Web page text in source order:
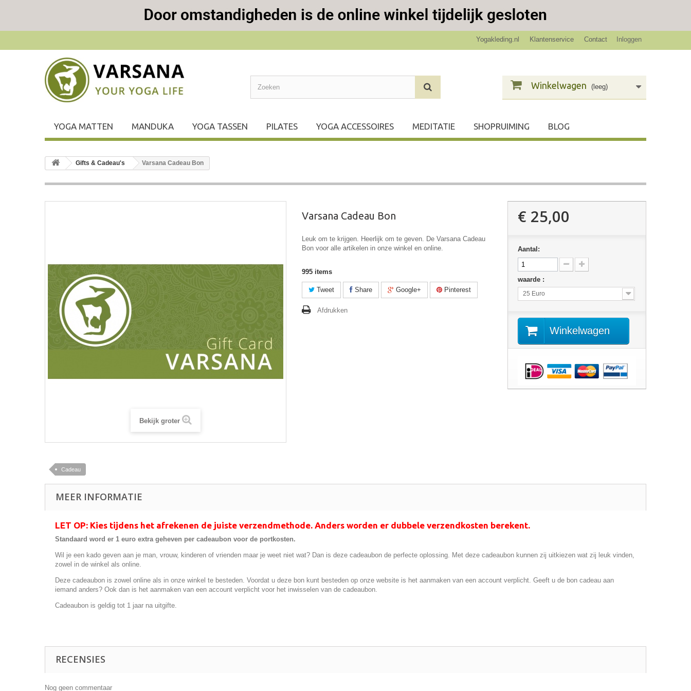
Inloggen
Contact
Klantenservice
Yogakleding.nl
Winkelwagen (leeg)
YOGA MATTEN MANDUKA YOGA TASSEN PILATES YOGA ACCESSOIRES MEDITATIE SHOPRUIMING BLOG
Gifts & Cadeau's Varsana Cadeau Bon
Bekijk groter
Varsana Cadeau Bon
Leuk om te krijgen. Heerlijk om te geven. De Varsana Cadeau
Bon voor alle artikelen in onze winkel en online.
995 items
Tweet Share Google+ Pinterest
Afdrukken
€ 25,00
Aantal:
waarde :
25 Euro
Winkelwagen
Cadeau
MEER INFORMATIE
LET OP: Kies tijdens het afrekenen de juiste verzendmethode. Anders worden er dubbele verzendkosten berekent.
Standaard word er 1 euro extra geheven per cadeaubon voor de portkosten.
Wil je een kado geven aan je man, vrouw, kinderen of vrienden maar je weet niet wat? Dan is deze cadeaubon de perfecte oplossing. Met deze cadeaubon kunnen zij uitkiezen wat zij leuk vinden,
zowel in de winkel als online.
Deze cadeaubon is zowel online als in onze winkel te besteden. Voordat u deze bon kunt besteden op onze website is het aanmaken van een account verplicht. Geeft u de bon cadeau aan
iemand anders? Ook dan is het aanmaken van een account verplicht voor het inwisselen van de cadeaubon.
Cadeaubon is geldig tot 1 jaar na uitgifte.
RECENSIES
Nog geen commentaar